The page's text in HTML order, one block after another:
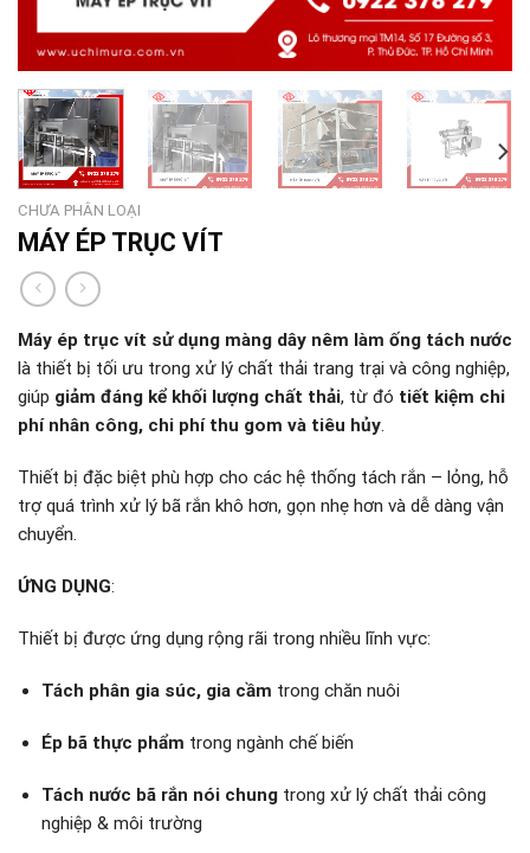
CHƯA PHÂN LOẠI
MÁY ÉP TRỤC VÍT
Máy ép trục vít sử dụng màng dây nêm làm ống tách nước
là thiết bị tối ưu trong xử lý chất thải trang trại và công nghiệp,
giúp giảm đáng kể khối lượng chất thải, từ đó tiết kiệm chi
phí nhân công, chi phí thu gom và tiêu hủy.
Thiết bị đặc biệt phù hợp cho các hệ thống tách rắn – lỏng, hỗ
trợ quá trình xử lý bã rắn khô hơn, gọn nhẹ hơn và dễ dàng vận
chuyển.
ỨNG DỤNG:
Thiết bị được ứng dụng rộng rãi trong nhiều lĩnh vực:
Tách phân gia súc, gia cầm trong chăn nuôi
Ép bã thực phẩm trong ngành chế biến
Tách nước bã rắn nói chungtrong xử lý chất thải công
nghiệp & môi trường